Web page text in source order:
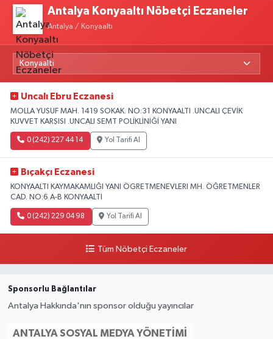
Antalya Konyaaltı Nöbetçi Eczaneler
Antalya / Konyaaltı
Uncalı Ebru Eczanesi
MOLLA YUSUF MAH. 1419 SOKAK. NO:31 KONYAALTI .UNCALI ÇEVİK
KUVVET KARŞISI .UNCALI SEMT POLİKLİNİĞİ YANI
0 (242) 227 44 14 Yol Tarifi Al
Bıçakçı Eczanesi
KONYAALTI KAYMAKAMLIĞI YANI ÖGRETMENEVLERI MH. ÖĞRETMENLER
CAD. NO:6 A-B KONYAALTI
0 (242) 229 04 98 Yol Tarifi Al
Tüm Nöbetçi Eczaneler
Sponsorlu Bağlantılar
Antalya Hakkında'nın sponsor olduğu yayıncılar
ANTALYA SOSYAL MEDYA YÖNETIMI